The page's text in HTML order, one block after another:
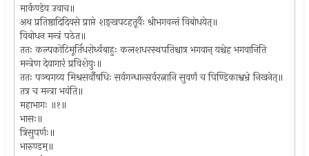
मार्कण्डेय उवाच॥
अथ प्रतिष्ठादिदिवसे प्राप्ते शङ्खपटहतूर्यैः श्रीभगवन्तं विबोधयेत्॥
विबोधन मन्त्रं पठेत॥
ततः कल्पकोटिमूर्तिधरोर्ध्वबाहुः कलशधरस्थपतिश्चात्र भगवान् यश्चेह भगवानिति
मन्त्रेण देवागारं प्रविशेयुः॥
ततः पञ्चगव्य मिश्रसर्वौषधिः सर्वगन्धान्सर्वरत्नानि सुवर्णं च पिण्डिकाश्वभ्रे निखनेत्॥
तत्र च मन्त्रा भवंति॥
महाभागः ॥१॥
भासः॥
त्रिसुपर्णः॥
भारुण्डम्॥